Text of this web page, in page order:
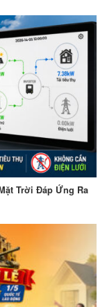
Trời Đáp Ứng Ra